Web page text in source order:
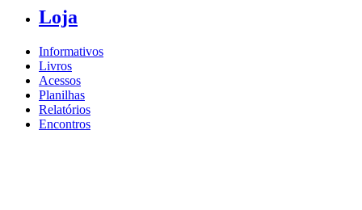
Loja
Informativos
Livros
Acessos
Planilhas
Relatórios
Encontros